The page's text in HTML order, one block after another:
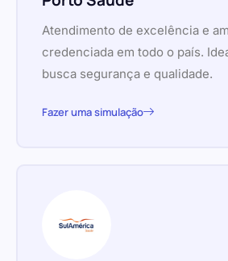
Atendimento de excelência e
credenciada em todo o país.
busca segurança e qualidade.
Fazer uma simulação